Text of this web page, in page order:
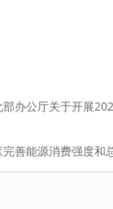
部办公厅关于开展
善能源消费强度和